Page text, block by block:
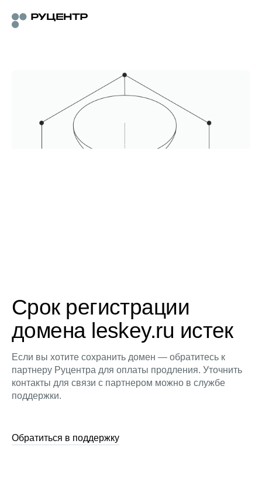
Срок регистрации
домена leskey.ru истек
Если вы хотите сохранить домен — обратитесь к
партнеру Руцентра для оплаты продления. Уточнить
контакты для связи с партнером можно в службе
поддержки.
Обратиться в поддержку